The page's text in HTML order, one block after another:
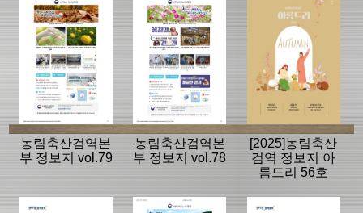
농림축산검역본
부 정보지 vol.79
농림축산검역본
부 정보지 vol.78
[2025]농림축산
검역 정보지 아
름드리 56호